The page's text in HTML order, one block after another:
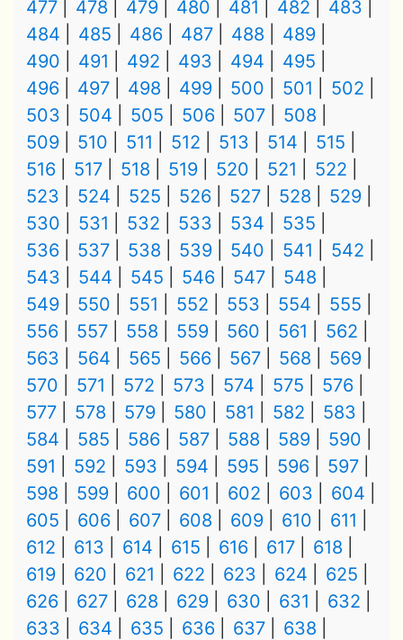
477 478 479 480 481 482
483
484
485 486 487 488
489
490
491 492 493 494
495
496
497 498 499 500 501
502
503
504 505 506 507
508
509
510 511 512 513 514
515
516
517 518 519 520 521
522
523
524 525 526 527 528
529
530
531 532 533 534
535
536
537 538 539 540 541
542
543
544 545 546 547
548
549
550 551 552 553 554
555
556
557 558 559 560 561
562
563
564 565 566 567 568
569
570
571 572 573 574 575
576
577
578 579 580 581 582
583
584
585 586 587 588 589
590
591
592 593 594 595 596
597
598
599 600 601 602 603
604
605
606 607 608 609 610
611
612
613 614 615 616 617
618
619
620 621 622 623 624
625
626
627 628 629 630 631
632
633
634 635 636 637
638